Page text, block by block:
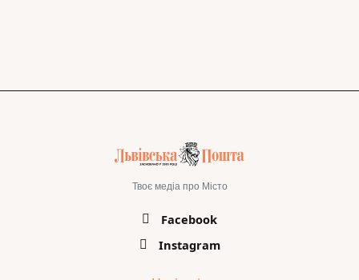
Твоє медіа про Місто
Facebook
Instagram